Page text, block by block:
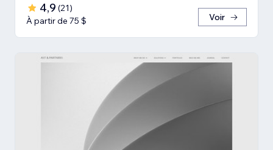
4,9 (21)
À partir de 75 $
Voir